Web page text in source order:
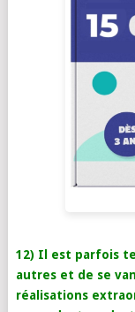
12) Il est parfois
autres et de se
réalisations